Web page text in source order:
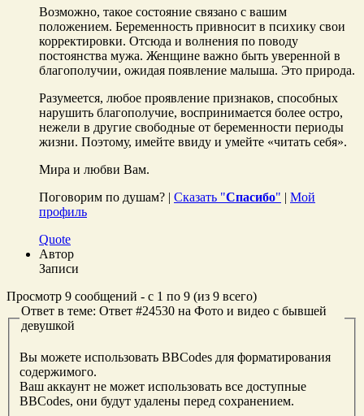
Возможно, такое состояние связано с вашим
положением. Беременность привносит в психику свои
корректировки. Отсюда и волнения по поводу
постоянства мужа. Женщине важно быть уверенной в
благополучии, ожидая появление малыша. Это природа.
Разумеется, любое проявление признаков, способных
нарушить благополучие, воспринимается более остро,
нежели в другие свободные от беременности периоды
жизни. Поэтому, имейте ввиду и умейте «читать себя».
Мира и любви Вам.
Поговорим по душам? | Сказать "Спасибо" | Мой
профиль
Quote
Автор
Записи
Просмотр 9 сообщений - с 1 по 9 (из 9 всего)
Ответ в теме: Ответ #24530 на Фото и видео с бывшей
девушкой
Вы можете использовать BBCodes для форматирования
содержимого.
Ваш аккаунт не может использовать все доступные
BBCodes, они будут удалены перед сохранением.